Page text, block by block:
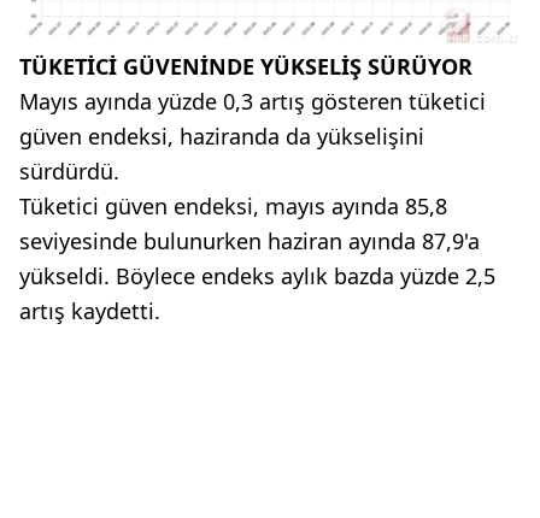
TÜKETİCİ GÜVENİNDE YÜKSELİŞ SÜRÜYOR
Mayıs ayında yüzde 0,3 artış gösteren tüketici
güven endeksi, haziranda da yükselişini
sürdürdü.
Tüketici güven endeksi, mayıs ayında 85,8
seviyesinde bulunurken haziran ayında 87,9'a
yükseldi. Böylece endeks aylık bazda yüzde 2,5
artış kaydetti.